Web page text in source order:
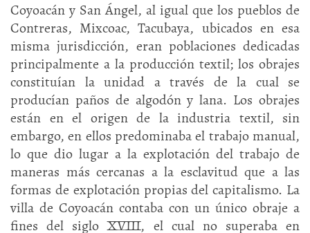
Coyoacán y San Ángel, al igual que los pueblos de
Contreras, Mixcoac, Tacubaya, ubicados en esa
misma jurisdicción, eran poblaciones dedicadas
principalmente a la producción textil; los obrajes
constituían la unidad a través de la cual se
producían paños de algodón y lana. Los obrajes
están en el origen de la industria textil, sin
embargo, en ellos predominaba el trabajo manual,
lo que dio lugar a la explotación del trabajo de
maneras más cercanas a la esclavitud que a las
formas de explotación propias del capitalismo. La
villa de Coyoacán contaba con un único obraje a
fines del siglo XVIII, el cual no superaba en